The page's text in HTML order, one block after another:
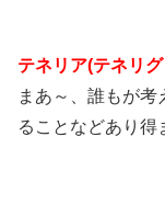
テネリア(テネリグ
まあ～、誰もが
ることなどあり得